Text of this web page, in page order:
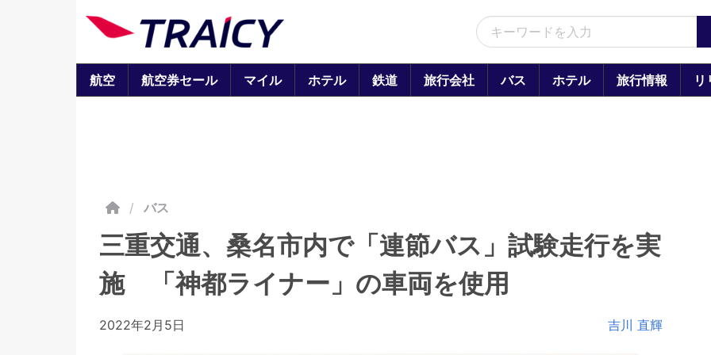
航空 航空券セール マイル ホテル 鉄道 旅行会社 バス ホテル 旅行情報 リ
/ バス
三重交通、桑名市内で「連節バス」試験走行を実
施 「神都ライナー」の車両を使用
2022年2月5日 吉川 直輝